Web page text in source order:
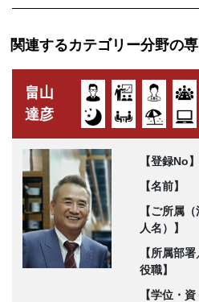
関連するカテゴリー分野の
畠山
達彦
【登録No】
【名前】
【ご所属（
人名）】
【所属部署
役職】
【学位・資